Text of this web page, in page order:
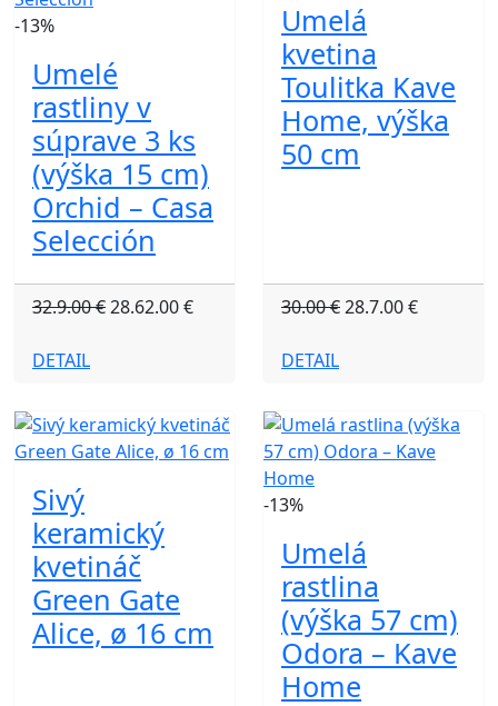
-13%
Umelé
rastliny v
súprave 3 ks
(výška 15 cm)
Orchid – Casa
Selección
32.9.00 €28.62.00 €
DETAIL
Umelá
kvetina
Toulitka Kave
Home, výška
50 cm
30.00 €28.7.00 €
DETAIL
Sivý
keramický
kvetináč
Green Gate
Alice, ø 16 cm
-13%
Umelá
rastlina
(výška 57 cm)
Odora – Kave
Home